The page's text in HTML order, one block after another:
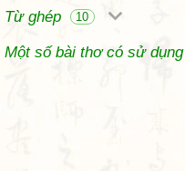
Từ ghép 10
Một số bài thơ có sử dụng